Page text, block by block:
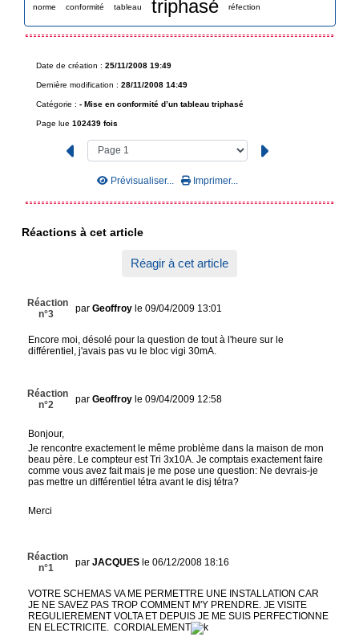
norme conformité tableau triphasé réfection
Date de création : 25/11/2008 19:49
Dernière modification : 28/11/2008 14:49
Catégorie : - Mise en conformité d’un tableau triphasé
Page lue 102439 fois
Prévisualiser... Imprimer...
Réactions à cet article
Réagir à cet article
Réaction
n°3
par Geoffroyle 09/04/2009 13:01
Encore moi, désolé pour la question de tout à l'heure sur le
différentiel, j'avais pas vu le bloc vigi 30mA.
Réaction
n°2
par Geoffroyle 09/04/2009 12:58
Bonjour,
Je rencontre exactement le même problème dans la maison de mon
beau père. Le compteur est Tri 3x10A. Je comptais exactement faire
comme vous avez fait mais je me pose une question: Ne devrais-je
pas mettre un différentiel tétra avant le disj tétra?
Merci
Réaction
n°1
par JACQUESle 06/12/2008 18:16
VOTRE SCHEMAS VA ME PERMETTRE UNE INSTALLATION CAR
JE NE SAVEZ PAS TROP COMMENT M'Y PRENDRE. JE VISITE
REGULIEREMENT VOLTA ET DEPUIS JE ME SUIS PERFECTIONNE
EN ELECTRICITE. CORDIALEMENT